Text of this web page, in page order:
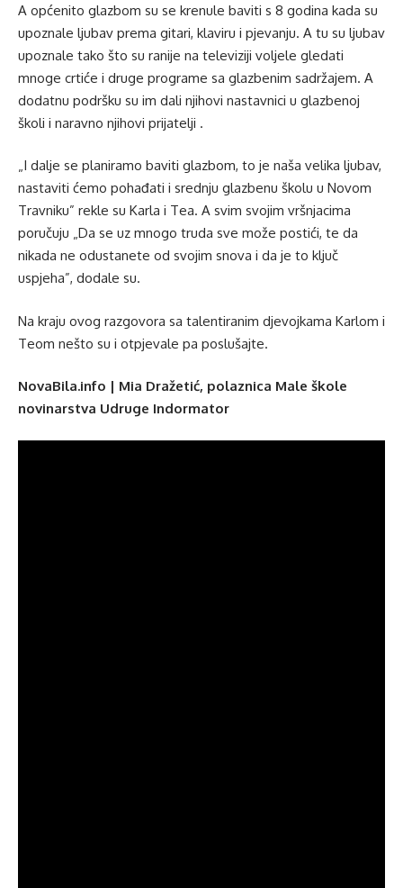
A općenito glazbom su se krenule baviti s 8 godina kada su
upoznale ljubav prema gitari, klaviru i pjevanju. A tu su ljubav
upoznale tako što su ranije na televiziji voljele gledati
mnoge crtiće i druge programe sa glazbenim sadržajem. A
dodatnu podršku su im dali njihovi nastavnici u glazbenoj
školi i naravno njihovi prijatelji .
„I dalje se planiramo baviti glazbom, to je naša velika ljubav,
nastaviti ćemo pohađati i srednju glazbenu školu u Novom
Travniku” rekle su Karla i Tea. A svim svojim vršnjacima
poručuju „Da se uz mnogo truda sve može postići, te da
nikada ne odustanete od svojim snova i da je to ključ
uspjeha”, dodale su.
Na kraju ovog razgovora sa talentiranim djevojkama Karlom i
Teom nešto su i otpjevale pa poslušajte.
NovaBila.info | Mia Dražetić, polaznica Male škole
novinarstva Udruge Indormator